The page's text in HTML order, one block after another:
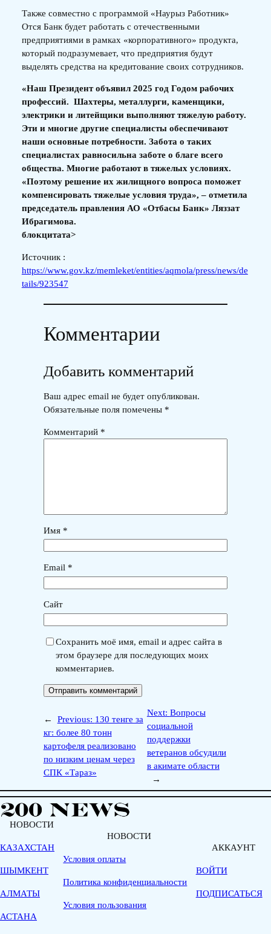
Также совместно с программой «Наурыз Работник»
Отся Банк будет работать с отечественными
предприятиями в рамках «корпоративного» продукта,
который подразумевает, что предприятия будут
выделять средства на кредитование своих сотрудников.
«Наш Президент объявил 2025 год Годом рабочих
профессий. Шахтеры, металлурги, каменщики,
электрики и литейщики выполняют тяжелую работу.
Эти и многие другие специалисты обеспечивают
наши основные потребности. Забота о таких
специалистах равносильна заботе о благе всего
общества. Многие работают в тяжелых условиях.
«Поэтому решение их жилищного вопроса поможет
компенсировать тяжелые условия труда», – отметила
председатель правления АО «Отбасы Банк» Ляззат
Ибрагимова.
блокцитата>
Источник :
https://www.gov.kz/memleket/entities/aqmola/press/news/de
tails/923547
Комментарии
Добавить комментарий
Ваш адрес email не будет опубликован.
Обязательные поля помечены *
Комментарий *
Имя *
Email *
Сайт
Сохранить моё имя, email и адрес сайта в
этом браузере для последующих моих
комментариев.
← Previous: 130 тенге за
кг: более 80 тонн
картофеля реализовано
по низким ценам через
СПК «Тараз»
Next: Вопросы
социальной
поддержки
ветеранов обсудили
в акимате области
→
НОВОСТИ
КАЗАХСТАН
ШЫМКЕНТ
АЛМАТЫ
АСТАНА
НОВОСТИ
Условия оплаты
Политика конфиденциальности
Условия пользования
АККАУНТ
ВОЙТИ
ПОДПИСАТЬСЯ